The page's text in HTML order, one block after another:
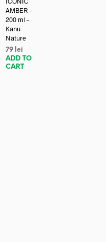
AMBER –
200 ml –
Kanu
Nature
79 lei
ADD TO
CART